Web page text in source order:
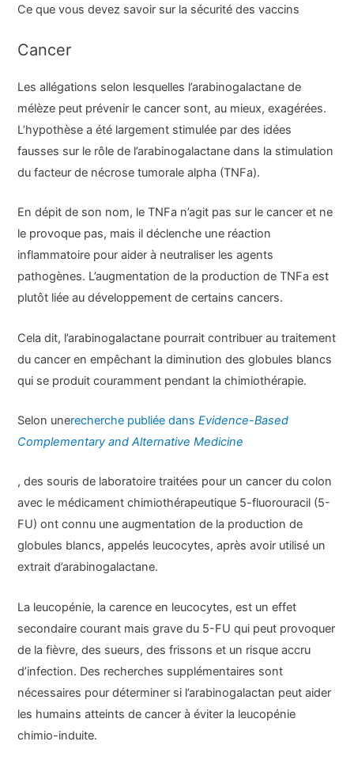
Ce que vous devez savoir sur la sécurité des vaccins
Cancer
Les allégations selon lesquelles l’arabinogalactane de
mélèze peut prévenir le cancer sont, au mieux, exagérées.
L’hypothèse a été largement stimulée par des idées
fausses sur le rôle de l’arabinogalactane dans la stimulation
du facteur de nécrose tumorale alpha (TNFa).
En dépit de son nom, le TNFa n’agit pas sur le cancer et ne
le provoque pas, mais il déclenche une réaction
inflammatoire pour aider à neutraliser les agents
pathogènes. L’augmentation de la production de TNFa est
plutôt liée au développement de certains cancers.
Cela dit, l’arabinogalactane pourrait contribuer au traitement
du cancer en empêchant la diminution des globules blancs
qui se produit couramment pendant la chimiothérapie.
Selon unerecherche publiée dansEvidence-Based
Complementary and Alternative Medicine
, des souris de laboratoire traitées pour un cancer du colon
avec le médicament chimiothérapeutique 5-fluorouracil (5-
FU) ont connu une augmentation de la production de
globules blancs, appelés leucocytes, après avoir utilisé un
extrait d’arabinogalactane.
La leucopénie, la carence en leucocytes, est un effet
secondaire courant mais grave du 5-FU qui peut provoquer
de la fièvre, des sueurs, des frissons et un risque accru
d’infection. Des recherches supplémentaires sont
nécessaires pour déterminer si l’arabinogalactan peut aider
les humains atteints de cancer à éviter la leucopénie
chimio-induite.